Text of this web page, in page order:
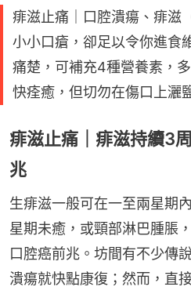
痱滋止痛｜口腔潰瘍、痱滋
小小口瘡，卻足以令你進食
痛楚，可補充4種營養素，
快痊癒，但切勿在傷口上灑
痱滋止痛｜痱滋持續3
兆
生痱滋一般可在一至兩星期
星期未癒，或頸部淋巴腫脹
口腔癌前兆。坊間有不少傳
潰瘍就快點康復；然而，直